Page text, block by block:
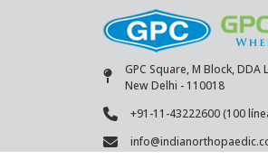
GPC Square, M Block, DDA
New Delhi - 110018
+91-11-43222600 (100